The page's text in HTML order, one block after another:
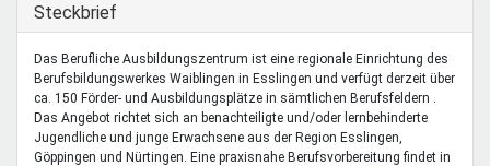
Schule & Beruf
Demokratie & Beteiligung
Ausblenden
Steckbrief
Das Berufliche Ausbildungszentrum ist eine regionale Einrichtung des
Berufsbildungswerkes Waiblingen in Esslingen und verfügt derzeit über
ca. 150 Förder- und Ausbildungsplätze in sämtlichen Berufsfeldern .
Das Angebot richtet sich an benachteiligte und/oder lernbehinderte
Jugendliche und junge Erwachsene aus der Region Esslingen,
Göppingen und Nürtingen. Eine praxisnahe Berufsvorbereitung findet in